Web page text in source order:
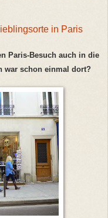
in Paris
Paris-Besuch auch in die
war schon einmal dort?